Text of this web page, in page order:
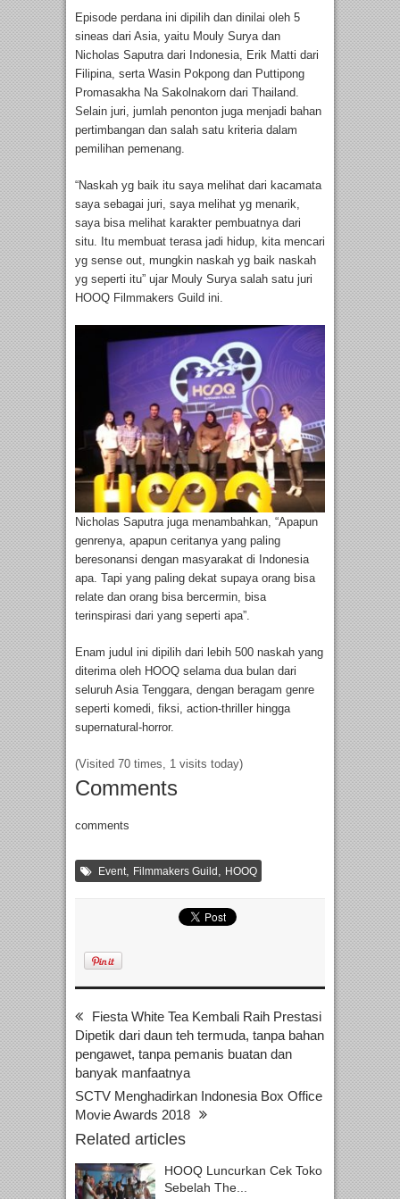
Episode perdana ini dipilih dan dinilai oleh 5
sineas dari Asia, yaitu Mouly Surya dan
Nicholas Saputra dari Indonesia, Erik Matti dari
Filipina, serta Wasin Pokpong dan Puttipong
Promasakha Na Sakolnakorn dari Thailand.
Selain juri, jumlah penonton juga menjadi bahan
pertimbangan dan salah satu kriteria dalam
pemilihan pemenang.
“Naskah yg baik itu saya melihat dari kacamata
saya sebagai juri, saya melihat yg menarik,
saya bisa melihat karakter pembuatnya dari
situ. Itu membuat terasa jadi hidup, kita mencari
yg sense out, mungkin naskah yg baik naskah
yg seperti itu” ujar Mouly Surya salah satu juri
HOOQ Filmmakers Guild ini.
Nicholas Saputra juga menambahkan, “Apapun
genrenya, apapun ceritanya yang paling
beresonansi dengan masyarakat di Indonesia
apa. Tapi yang paling dekat supaya orang bisa
relate dan orang bisa bercermin, bisa
terinspirasi dari yang seperti apa”.
Enam judul ini dipilih dari lebih 500 naskah yang
diterima oleh HOOQ selama dua bulan dari
seluruh Asia Tenggara, dengan beragam genre
seperti komedi, fiksi, action-thriller hingga
supernatural-horror.
(Visited 70 times, 1 visits today)
Comments
comments
Event, Filmmakers Guild , HOOQ
Fiesta White Tea Kembali Raih Prestasi
Dipetik dari daun teh termuda, tanpa bahan
pengawet, tanpa pemanis buatan dan
banyak manfaatnya
SCTV Menghadirkan Indonesia Box Office
Movie Awards 2018
Related articles
HOOQ Luncurkan Cek Toko
Sebelah The...